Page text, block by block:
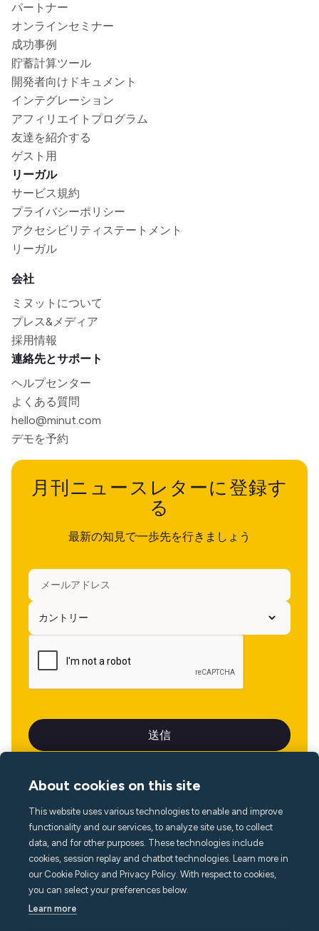
パートナー
オンラインセミナー
成功事例
貯蓄計算ツール
開発者向けドキュメント
インテグレーション
アフィリエイトプログラム
友達を紹介する
ゲスト用
リーガル
サービス規約
プライバシーポリシー
アクセシビリティステートメント
リーガル
会社
ミヌットについて
プレス&メディア
採用情報
連絡先とサポート
ヘルプセンター
よくある質問
hello@minut.com
デモを予約
月刊ニュースレターに登録す
る
最新の知見で一歩先を行きましょう
言語
About cookies on this site
This website uses various technologies to enable and improve
functionality and our services, to analyze site use, to collect
data, and for other purposes. These technologies include
cookies, session replay and chatbot technologies. Learn more in
our Cookie Policy and Privacy Policy. With respect to cookies,
you can select your preferences below.
Learn more